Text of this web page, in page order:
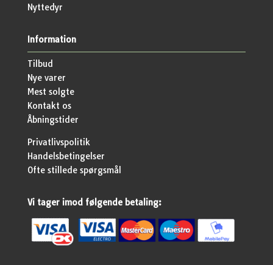
Nyttedyr
Information
Tilbud
Nye varer
Mest solgte
Kontakt os
Åbningstider
Privatlivspolitik
Handelsbetingelser
Ofte stillede spørgsmål
Vi tager imod følgende betaling: